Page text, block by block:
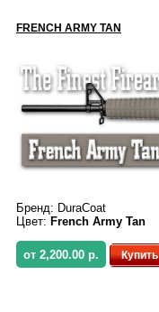
FRENCH ARMY TAN
Бренд: DuraCoat
Цвет: French Army Tan
от 2,200.00 р. Купить